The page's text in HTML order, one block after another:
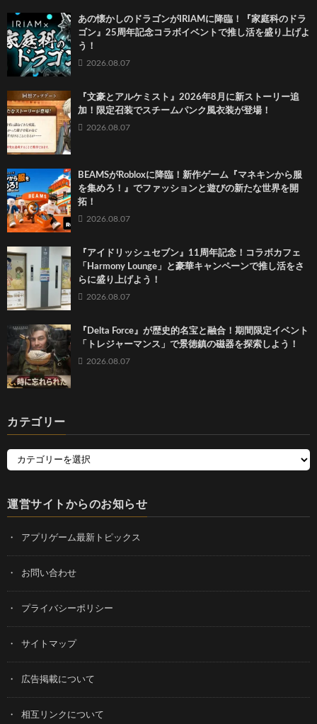
あの懐かしのドラゴンがIRIAMに降臨！『家庭科のドラ
ゴン』25周年記念コラボイベントで推し活を盛り上げよ
う！
2026.08.07
『文豪とアルケミスト』2026年8月に新ストーリー追
加！限定召装でスチームパンク風衣装が登場！
2026.08.07
BEAMSがRobloxに降臨！新作ゲーム『マネキンから服
を集めろ！』でファッションと遊びの新たな世界を開
拓！
2026.08.07
『アイドリッシュセブン』11周年記念！コラボカフェ
「Harmony Lounge」と豪華キャンペーンで推し活をさ
らに盛り上げよう！
2026.08.07
『Delta Force』が歴史的名宝と融合！期間限定イベント
「トレジャーマンス」で景徳鎮の磁器を探索しよう！
2026.08.07
カテゴリー
運営サイトからのお知らせ
アプリゲーム最新トピックス
お問い合わせ
プライバシーポリシー
サイトマップ
広告掲載について
相互リンクについて